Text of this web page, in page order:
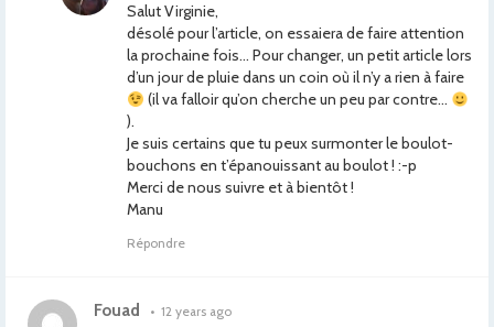
Salut Virginie,
désolé pour l’article, on essaiera de faire attention
la prochaine fois… Pour changer, un petit article lors
d’un jour de pluie dans un coin où il n’y a rien à faire
(il va falloir qu’on cherche un peu par contre…
).
Je suis certains que tu peux surmonter le boulot-
bouchons en t’épanouissant au boulot ! :-p
Merci de nous suivre et à bientôt !
Manu
Répondre
Fouad • 12 years ago